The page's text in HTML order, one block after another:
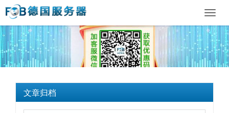
文章归档